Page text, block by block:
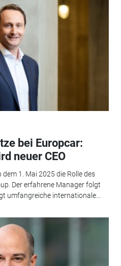
bei Europcar:
neuer CEO
1. Mai 2025 die Rolle des
Der erfahrene Manager folgt
umfangreiche internationale...